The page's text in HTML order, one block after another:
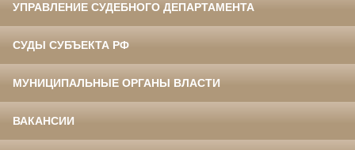
УПРАВЛЕНИЕ СУДЕБНОГО ДЕПАРТАМЕНТА
СУДЫ СУБЪЕКТА РФ
МУНИЦИПАЛЬНЫЕ ОРГАНЫ ВЛАСТИ
ВАКАНСИИ